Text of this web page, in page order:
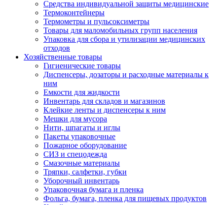
Средства индивидуальной защиты медицинские
Термоконтейнеры
Термометры и пульсоксиметры
Товары для маломобильных групп населения
Упаковка для сбора и утилизации медицинских
отходов
Хозяйственные товары
Гигиенические товары
Диспенсеры, дозаторы и расходные материалы к
ним
Емкости для жидкости
Инвентарь для складов и магазинов
Клейкие ленты и диспенсеры к ним
Мешки для мусора
Нити, шпагаты и иглы
Пакеты упаковочные
Пожарное оборудование
СИЗ и спецодежда
Смазочные материалы
Тряпки, салфетки, губки
Уборочный инвентарь
Упаковочная бумага и пленка
Фольга, бумага, пленка для пищевых продуктов